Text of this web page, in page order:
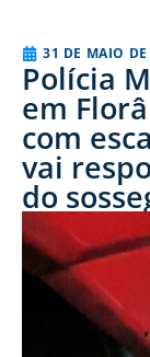
31 DE MAIO
Polícia
em
com
vai
do